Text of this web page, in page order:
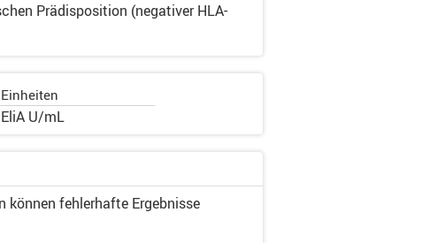
Prädisposition (negativer HLA-
Einheiten
EliA U/mL
können fehlerhafte Ergebnisse